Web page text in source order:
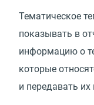
Тематическое
показывать в
информацию о
которые
и передавать